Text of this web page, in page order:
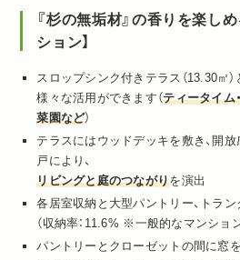
『杉の無垢材』の香りを楽し
ション】
スロップシンク付きテラス（13.30㎡）
様々な活用ができます（ティータイム
菜園など）
テラスにはウッドデッキを敷き、開
戸により、
リビングと庭のつながりを演出
各居室収納と大型パントリー、トラ
（収納率：11.6% ※一般的なマンション
パントリーとクローゼットの間に窓を